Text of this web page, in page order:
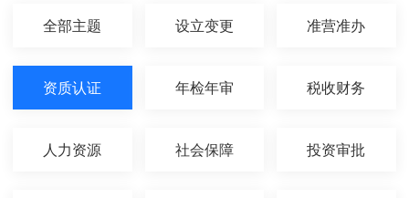
全部主题 设立变更 准营准办
资质认证 年检年审 税收财务
人力资源 社会保障 投资审批